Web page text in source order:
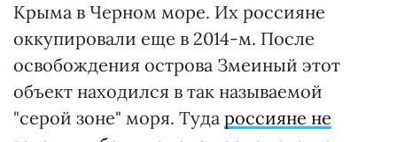
Крыма в Черном море. Их россияне
оккупировали еще в 2014-м. После
освобождения острова Змеиный этот
объект находился в так называемой
"серой зоне" моря. Туда россияне не